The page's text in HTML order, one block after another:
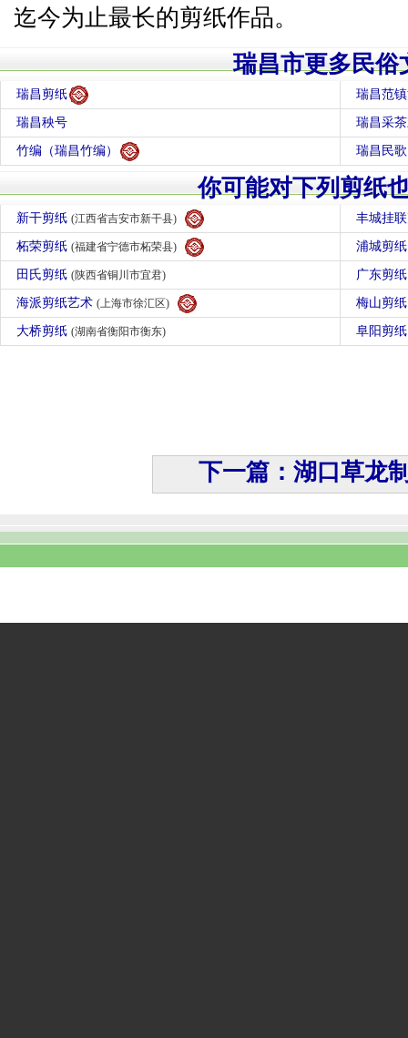
迄今为止最长的剪纸作品。
瑞昌市更多民俗
瑞昌剪纸 瑞昌范
瑞昌秧号 瑞昌采
竹编（瑞昌竹编） 瑞昌民歌
你可能对下列剪纸
新干剪纸 (江西省吉安市新干县) 丰城挂
柘荣剪纸 (福建省宁德市柘荣县) 浦城剪
田氏剪纸 (陕西省铜川市宜君) 广东剪
海派剪纸艺术 (上海市徐汇区) 梅山剪
大桥剪纸 (湖南省衡阳市衡东) 阜阳剪
下一篇：湖口草龙